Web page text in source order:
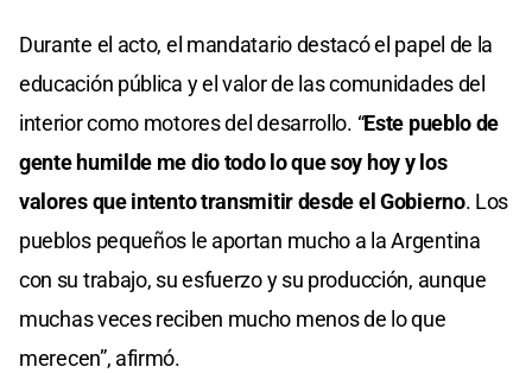
Durante el acto, el mandatario destacó el papel de la
educación pública y el valor de las comunidades del
interior como motores del desarrollo. “Este pueblo de
gente humilde me dio todo lo que soy hoy y los
valores que intento transmitir desde el Gobierno. Los
pueblos pequeños le aportan mucho a la Argentina
con su trabajo, su esfuerzo y su producción, aunque
muchas veces reciben mucho menos de lo que
merecen”, afirmó.